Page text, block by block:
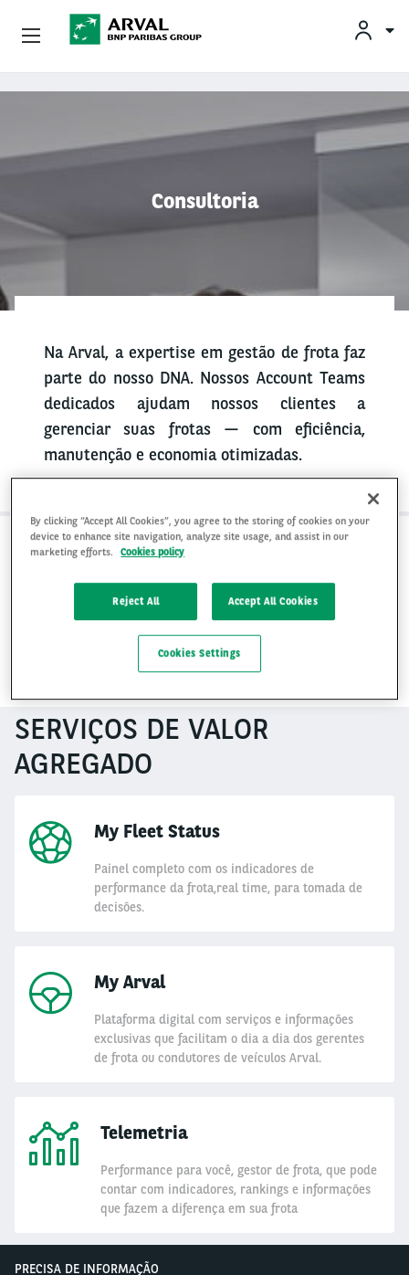
Consultoria
Na Arval, a expertise em gestão de frota faz
parte do nosso DNA. Nossos Account Teams
dedicados ajudam nossos clientes a
gerenciar suas frotas — com eficiência,
manutenção e economia otimizadas.
2. SOLUÇÕES BASEADAS EM DADOS PARA CLIENTES
SERVIÇOS DE VALOR
AGREGADO
My Fleet Status
Painel completo com os indicadores de
performance da frota,real time, para tomada de
decisões.
My Arval
Plataforma digital com serviços e informações
exclusivas que facilitam o dia a dia dos gerentes
de frota ou condutores de veículos Arval.
Telemetria
Performance para você, gestor de frota, que pode
contar com indicadores, rankings e informações
que fazem a diferença em sua frota
PRECISA DE INFORMAÇÃO
Conheça A Arval
By clicking “Accept All Cookies”, you agree to the storing of cookies on your
device to enhance site navigation, analyze site usage, and assist in our
marketing efforts.
Cookies policy
Reject All Accept All Cookies
Cookies Settings